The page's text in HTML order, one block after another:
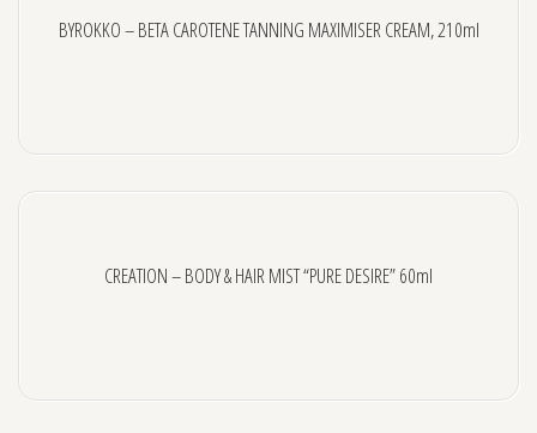
BYROKKO – BETA CAROTENE TANNING MAXIMISER CREAM, 210ml
CREATION – BODY & HAIR MIST “PURE DESIRE” 60ml